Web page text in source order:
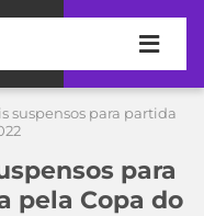
suspensos para partida
para
pela Copa do